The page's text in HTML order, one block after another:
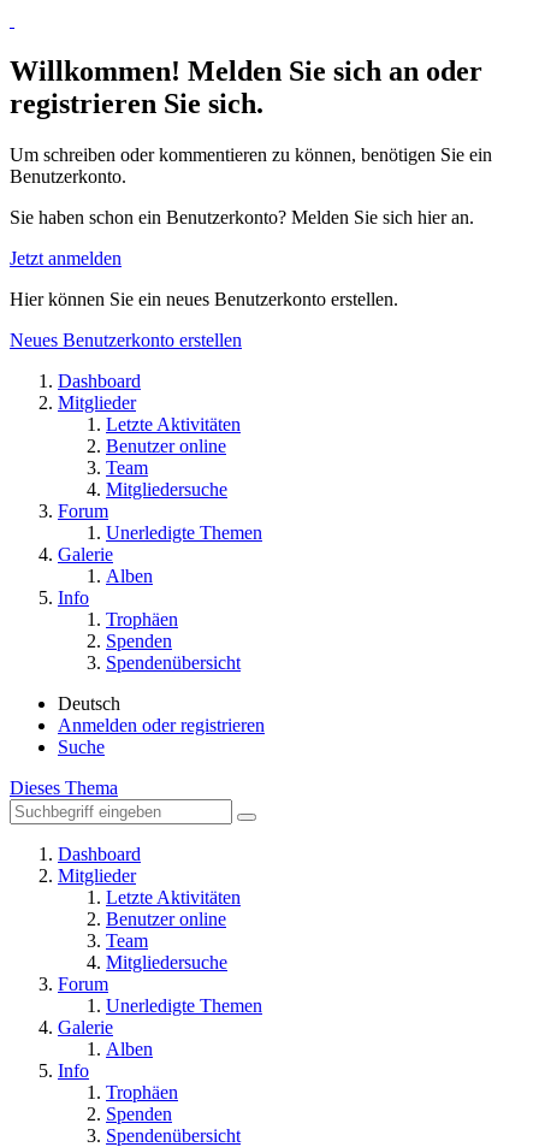
Willkommen! Melden Sie sich an oder
registrieren Sie sich.
Um schreiben oder kommentieren zu können, benötigen Sie ein
Benutzerkonto.
Sie haben schon ein Benutzerkonto? Melden Sie sich hier an.
Jetzt anmelden
Hier können Sie ein neues Benutzerkonto erstellen.
Neues Benutzerkonto erstellen
Dashboard
Mitglieder
Letzte Aktivitäten
Benutzer online
Team
Mitgliedersuche
Forum
Unerledigte Themen
Galerie
Alben
Info
Trophäen
Spenden
Spendenübersicht
Deutsch
Anmelden oder registrieren
Suche
Dieses Thema
Dashboard
Mitglieder
Letzte Aktivitäten
Benutzer online
Team
Mitgliedersuche
Forum
Unerledigte Themen
Galerie
Alben
Info
Trophäen
Spenden
Spendenübersicht